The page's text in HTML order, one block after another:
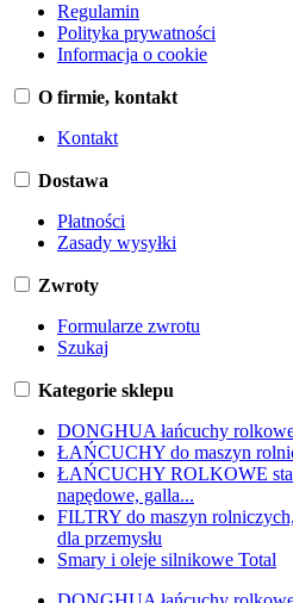
Regulamin
Polityka prywatności
Informacja o cookie
O firmie, kontakt
Kontakt
Dostawa
Płatności
Zasady wysyłki
Zwroty
Formularze zwrotu
Szukaj
Kategorie sklepu
DONGHUA łańcuchy
ŁAŃCUCHY do maszyn
ŁAŃCUCHY ROLKOWE
napędowe, galla...
FILTRY do maszyn
dla przemysłu
Smary i oleje silnikowe Total